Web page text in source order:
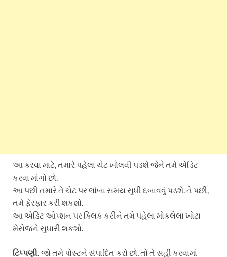
આ કરવા માટે, તમારે પહેલા ચેટ ખોલવી પડશે જેને તમે એડિટ
કરવા માંગો છો.
આ પછી તમારે તે ચેટ પર લાંબા સમય સુધી દબાવવું પડશે. તે પછી,
તમે ફેરફાર કરી શકશો.
આ એડિટ ઓપ્શન પર ક્લિક કરીને તમે પહેલા મોકલેલા ખોટા
મેસેજને સુધારી શકશો.
ટિપ્પણી. જો તમે પોસ્ટને સંપાદિત કરો છો, તો તે સહી કરવામાં